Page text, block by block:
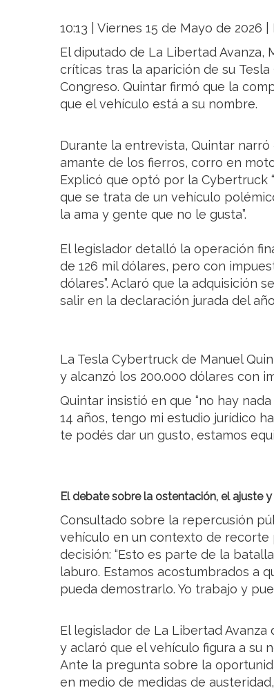
10:13 | Viernes 15 de Mayo de
El diputado de La Libertad Avanza,
críticas tras la aparición de su
Congreso. Quintar firmó que la
que el vehículo está a su nombre.
Durante la entrevista, Quintar
amante de los fierros, corro en
Explicó que optó por la Cybertruck
que se trata de un vehículo
la ama y gente que no le gusta”.
El legislador detalló la operación
de 126 mil dólares, pero con
dólares”. Aclaró que la adquisición
salir en la declaración jurada del año
La Tesla Cybertruck de Manuel
y alcanzó los 200.000 dólares con
Quintar insistió en que “no hay
14 años, tengo mi estudio jurídico
te podés dar un gusto, estamos
El debate sobre la ostentación, el ajuste
Consultado sobre la repercusión
vehículo en un contexto de recorte
decisión: “Esto es parte de la
laburo. Estamos acostumbrados a
pueda demostrarlo. Yo trabajo y
El legislador de La Libertad
y aclaró que el vehículo figura a su
Ante la pregunta sobre la
en medio de medidas de